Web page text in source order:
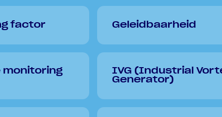
factor Geleidbaarheid
monitoring
IVG (Industrial
Generator)